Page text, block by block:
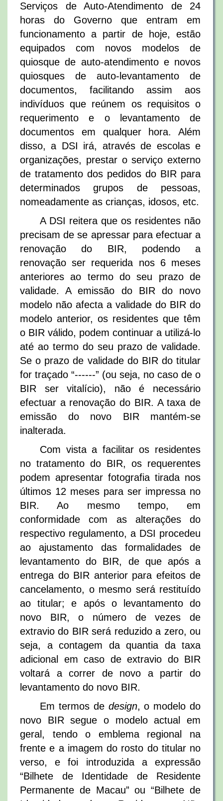
Serviços de Auto-Atendimento de 24
horas do Governo que entram em
funcionamento a partir de hoje, estão
equipados com novos modelos de
quiosque de auto-atendimento e novos
quiosques de auto-levantamento de
documentos, facilitando assim aos
indivíduos que reúnem os requisitos o
requerimento e o levantamento de
documentos em qualquer hora. Além
disso, a DSI irá, através de escolas e
organizações, prestar o serviço externo
de tratamento dos pedidos do BIR para
determinados grupos de pessoas,
nomeadamente as crianças, idosos, etc.
A DSI reitera que os residentes não
precisam de se apressar para efectuar a
renovação do BIR, podendo a
renovação ser requerida nos 6 meses
anteriores ao termo do seu prazo de
validade. A emissão do BIR do novo
modelo não afecta a validade do BIR do
modelo anterior, os residentes que têm
o BIR válido, podem continuar a utilizá-lo
até ao termo do seu prazo de validade.
Se o prazo de validade do BIR do titular
for traçado “------” (ou seja, no caso de o
BIR ser vitalício), não é necessário
efectuar a renovação do BIR. A taxa de
emissão do novo BIR mantém-se
inalterada.
Com vista a facilitar os residentes
no tratamento do BIR, os requerentes
podem apresentar fotografia tirada nos
últimos 12 meses para ser impressa no
BIR. Ao mesmo tempo, em
conformidade com as alterações do
respectivo regulamento, a DSI procedeu
ao ajustamento das formalidades de
levantamento do BIR, de que após a
entrega do BIR anterior para efeitos de
cancelamento, o mesmo será restituído
ao titular; e após o levantamento do
novo BIR, o número de vezes de
extravio do BIR será reduzido a zero, ou
seja, a contagem da quantia da taxa
adicional em caso de extravio do BIR
voltará a correr de novo a partir do
levantamento do novo BIR.
Em termos de design, o modelo do
novo BIR segue o modelo actual em
geral, tendo o emblema regional na
frente e a imagem do rosto do titular no
verso, e foi introduzida a expressão
“Bilhete de Identidade de Residente
Permanente de Macau” ou “Bilhete de